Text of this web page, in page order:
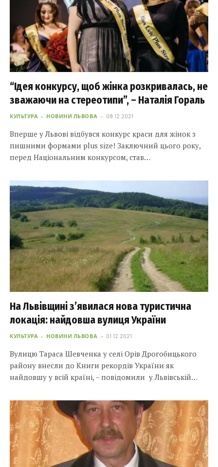
“Ідея конкурсу, щоб жінка розкривалась, не
зважаючи на стереотипи”, – Наталія Гораль
КУЛЬТУРА НОВИНИ ЛЬВОВА 09.12.2021
Вперше у Львові відбувся конкурс краси для жінок з
пишними формами plus size! Заключний цього року,
перед Національним конкурсом, став…
На Львівщині з’явилася нова туристична
локація: найдовша вулиця України
КУЛЬТУРА НОВИНИ ЛЬВОВА 01.12.2021
Вулицю Тараса Шевченка у селі Орів Дрогобицького
району внесли до Книги рекордів України як
найдовшу у всій країні, – повідомили у Львівській…